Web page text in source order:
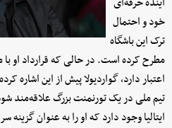
خود و احتمال
ترک این باشگاه
اعتبار دارد، گواردیولا پیش از این
تیم ملی در یک تورنمنت بزرگ علاقه‌مند
ایتالیا وجود دارد که او را به عنوان